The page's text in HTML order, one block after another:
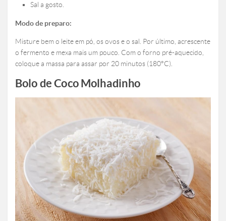
Sal a gosto.
Modo de preparo:
Misture bem o leite em pó, os ovos e o sal. Por último, acrescente
o fermento e mexa mais um pouco. Com o forno pré-aquecido,
coloque a massa para assar por 20 minutos (180°C).
Bolo de Coco Molhadinho